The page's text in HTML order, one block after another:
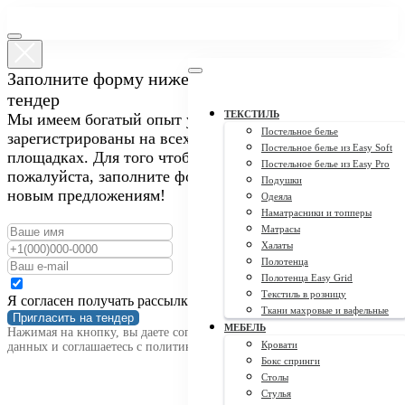
ТЕКСТИЛЬ
Постельное белье
Постельное белье из Easy Soft
Постельное белье из Easy Pro
Подушки
Одеяла
Наматрасники и топперы
Матрасы
Халаты
Полотенца
Полотенца Easy Grid
Текстиль в розницу
Ткани махровые и вафельные
МЕБЕЛЬ
Кровати
Бокс спринги
Столы
Стулья
Заполните форму ниже, чтобы пригласить нас на
тендер
Мы имеем богатый опыт участия в закупках и
зарегистрированы на всех крупных тендерных
площадках. Для того чтобы пригласить нас на тендер,
пожалуйста, заполните форму ниже. Мы открыты к
новым предложениям!
Я согласен получать рассылку
Пригласить на тендер
Нажимая на кнопку, вы даете согласие на обработку персональных
данных и соглашаетесь c политикой конфиденциальности